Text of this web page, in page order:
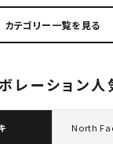
カテゴリー一覧を見る
レーション人
North